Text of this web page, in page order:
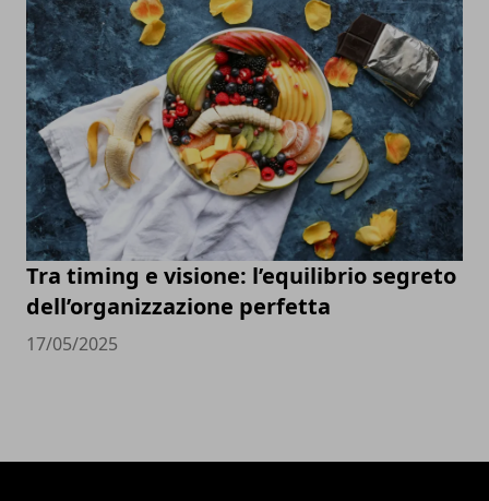
Tra timing e visione: l’equilibrio segreto
dell’organizzazione perfetta
17/05/2025